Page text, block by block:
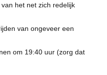
het net zich redelijk
van ongeveer een
om 19:40 uur (zorg dat